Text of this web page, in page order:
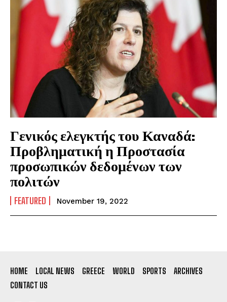
Γενικός ελεγκτής του Καναδά:
Προβληματική η Προστασία
προσωπικών δεδομένων των
πολιτών
FEATURED November 19, 2022
HOME LOCAL NEWS GREECE WORLD SPORTS
ARCHIVES
CONTACT US